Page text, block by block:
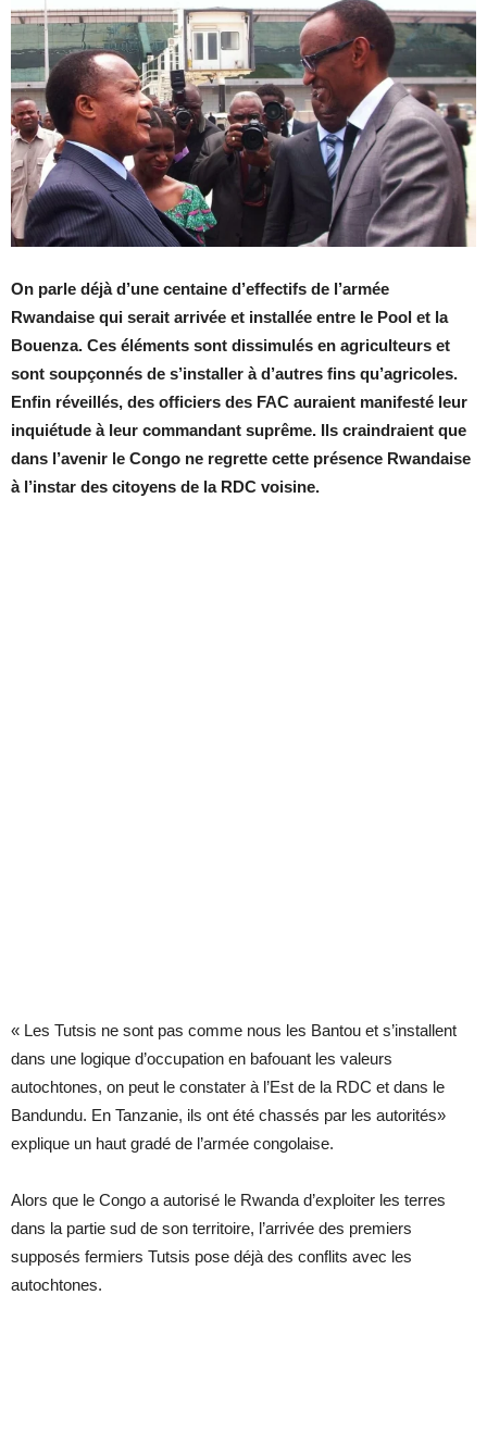
On parle déjà d’une centaine d’effectifs de l’armée
Rwandaise qui serait arrivée et installée entre le Pool et la
Bouenza. Ces éléments sont dissimulés en agriculteurs et
sont soupçonnés de s’installer à d’autres fins qu’agricoles.
Enfin réveillés, des officiers des FAC auraient manifesté leur
inquiétude à leur commandant suprême. Ils craindraient que
dans l’avenir le Congo ne regrette cette présence Rwandaise
à l’instar des citoyens de la RDC voisine.
« Les Tutsis ne sont pas comme nous les Bantou et s’installent
dans une logique d’occupation en bafouant les valeurs
autochtones, on peut le constater à l’Est de la RDC et dans le
Bandundu. En Tanzanie, ils ont été chassés par les autorités»
explique un haut gradé de l’armée congolaise.
Alors que le Congo a autorisé le Rwanda d’exploiter les terres
dans la partie sud de son territoire, l’arrivée des premiers
supposés fermiers Tutsis pose déjà des conflits avec les
autochtones.